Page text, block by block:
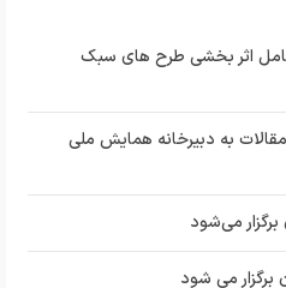
اثر بخشی طرح های سبک
به دبیرخانه همایش ملی
می‌شود
می شود